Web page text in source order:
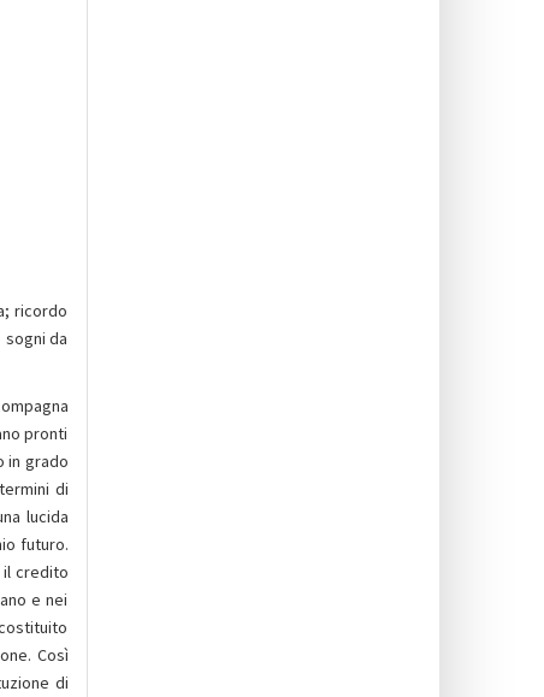
ricordo
da
pronti
in grado
di
lucida
futuro.
il credito
e nei
Così
di